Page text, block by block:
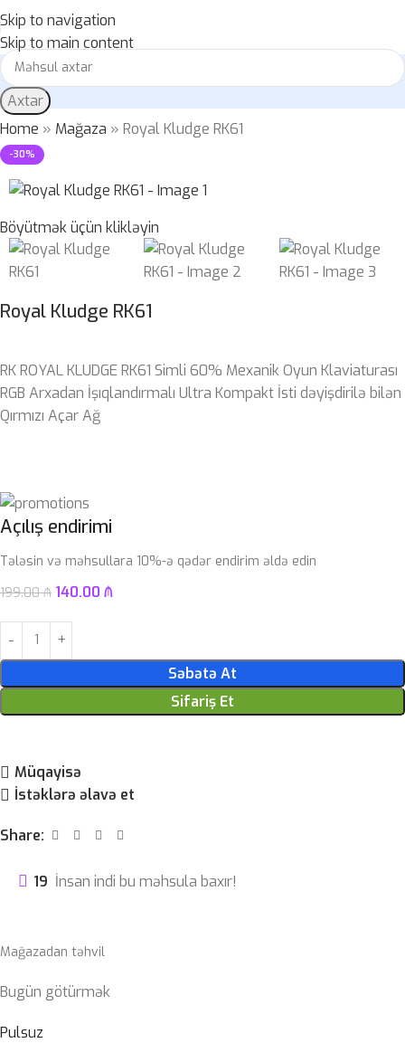
Skip to navigation
Skip to main content
Axtar
Home » Mağaza » Royal Kludge RK61
-30%
Böyütmək üçün klikləyin
Royal Kludge RK61
RK ROYAL KLUDGE RK61 Simli 60% Mexanik Oyun Klaviaturası
RGB Arxadan İşıqlandırmalı Ultra Kompakt İsti dəyişdirilə bilən
Qırmızı Açar Ağ
Açılış endirimi
Tələsin və məhsullara 10%-ə qədər endirim əldə edin
199.00₼ 140.00 ₼
Səbətə At
Sifariş Et
Müqayisə
İstəklərə əlavə et
Share:
19 İnsan indi bu məhsula baxır!
Mağazadan təhvil
Bugün götürmək
Pulsuz